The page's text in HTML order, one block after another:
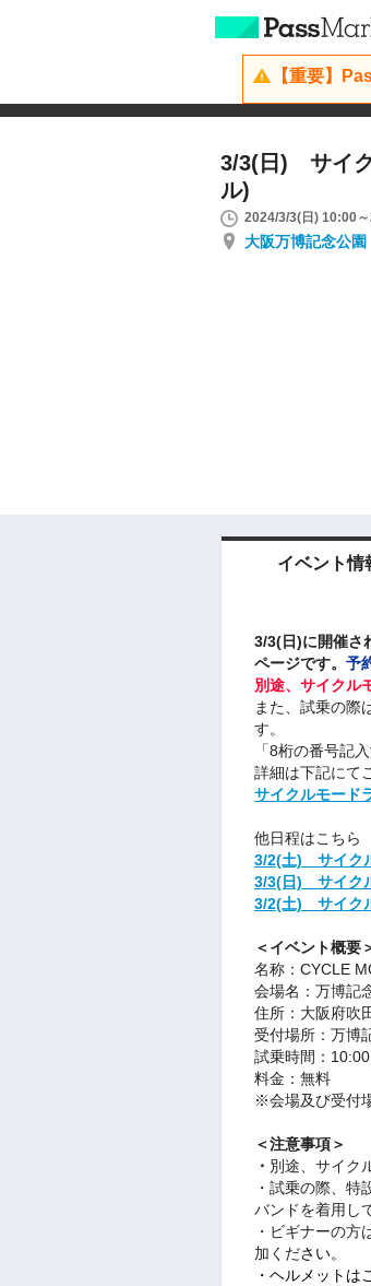
【重要】
3/3(日) サイ
ル)
2024/3/3(日) 10:00
大阪万博記念公園
イベント情
3/3(日)に開催さ
ページです。 予
別途、サイクル
また、試乗の際
す。
「8桁の番号記
詳細は下記にて
サイクルモード
他日程はこちら
3/2(土) サイク
3/3(日) サイク
3/2(土) サイク
＜イベント概要
名称：CYCLE
会場名：万博記
住所： 大阪府吹
受付場所：万博
試乗時間：
料金：無料
※会場及び受付
＜注意事項＞
・ 別途、サイク
・試乗の際、
バンドを着用し
・ビギナーの
加ください。
・ヘルメットは